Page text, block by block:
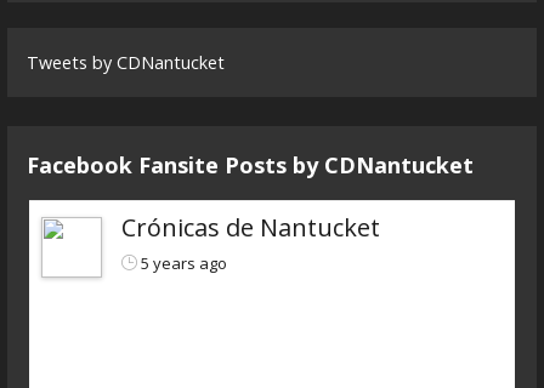
Tweets by CDNantucket
Facebook Fansite Posts by ‎CDNantucket
Crónicas de Nantucket
5 years ago